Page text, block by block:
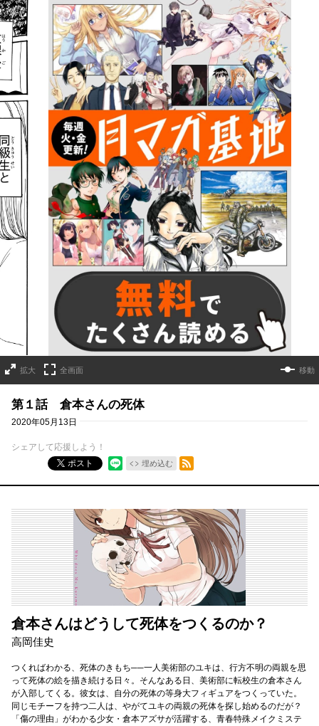
詳細ページへのリンク
拡大 全画面 移動
第１話 倉本さんの死体
2020年05月13日
シェアして応援しよう！
ポスト
埋め込む
RSSフィード
倉本さんはどうして死体をつくるのか？
高岡佳史
つくればわかる、死体のきもち──一人美術部のユキは、行方不明の両親を思
って死体の絵を描き続ける日々。そんなある日、美術部に転校生の倉本さん
が入部してくる。彼女は、自分の死体の等身大フィギュアをつくっていた。
同じモチーフを持つ二人は、やがてユキの両親の死体を探し始めるのだが？
「傷の理由」がわかる少女・倉本アズサが活躍する、青春特殊メイクミステ